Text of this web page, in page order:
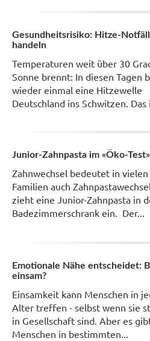
Gesundheitsrisiko: Hitze-
handeln
Temperaturen weit über 30
Sonne brennt: In diesen Tagen
wieder einmal eine Hitzewelle
Deutschland ins Schwitzen. Das
Junior-Zahnpasta im «Öko-
Zahnwechsel bedeutet in vielen
Familien auch
zieht eine Junior-Zahnpasta in
Badezimmerschrank ein. Der...
Emotionale Nähe entscheidet:
einsam?
Einsamkeit kann Menschen in
Alter treffen - selbst wenn sie
in Gesellschaft sind. Aber es
Menschen in bestimmten...